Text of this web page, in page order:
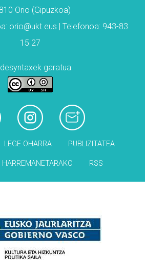
Orio (Gipuzkoa)
orio@ukt.eus | Telefonoa: 943-83
15 27
garatua
LEGE OHARRA PUBLIZITATEA
HARREMANETARAKO RSS